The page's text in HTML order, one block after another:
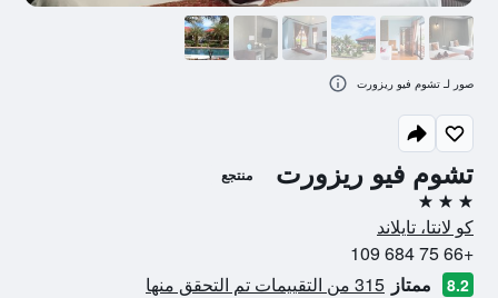
تشوم فيو ريزورت منتجع
3 نجوم
كو لانتا، تايلاند
+66 75 684 109
8.2 ممتاز 315 من التقييمات تم التحقق منها
صور لـ تشوم فيو ريزورت